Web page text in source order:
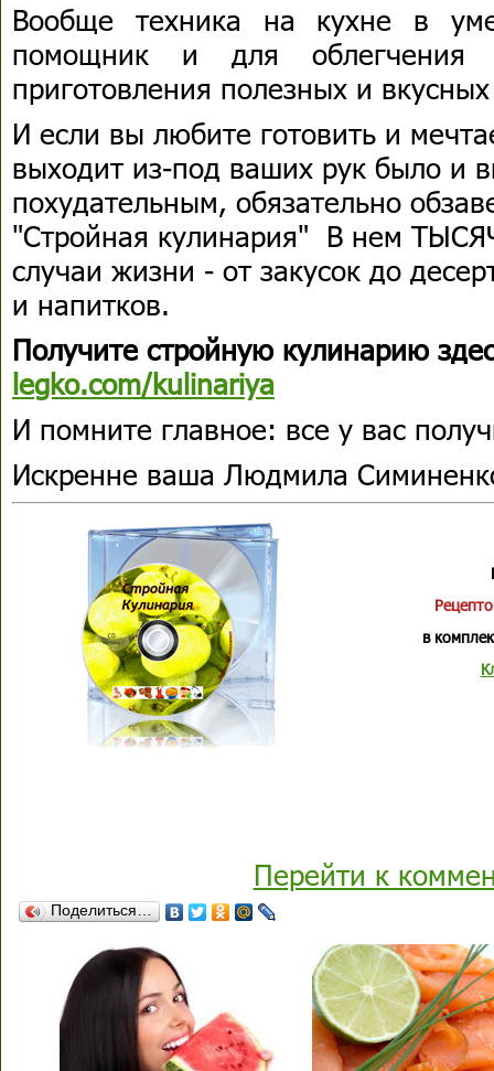
Вообще техника на кухне в
помощник и для
приготовления полезных и
И если вы любите готовить и
выходит из-под ваших рук было и
похудательным, обязательно
"Стройная кулинария" В нем
случаи жизни - от закусок до
и напитков.
Получите стройную кулинарию
legko.com/kulinariya
И помните главное: все у вас
Искренне ваша Людмила
в
Перейти к
Поделиться…